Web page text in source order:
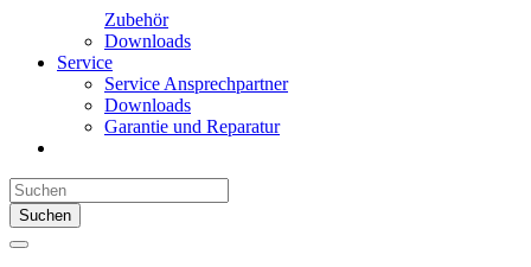
Zubehör
Downloads
Service
Service Ansprechpartner
Downloads
Garantie und Reparatur
Suchen